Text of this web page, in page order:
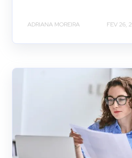
ADRIANA MOREIRA FEV 26,